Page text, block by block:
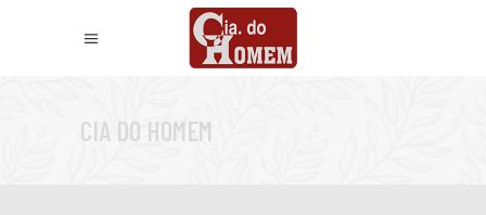
CIA DO HOMEM